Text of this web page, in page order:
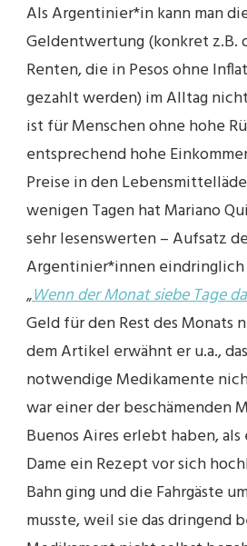
Als Argentinier*in kann man
Geldentwertung (konkret z.B.
Renten, die in Pesos ohne
gezahlt werden) im Alltag
ist für Menschen ohne hohe
entsprechend hohe
Preise in den
wenigen Tagen hat Mariano
sehr lesenswerten – Aufsatz
Argentinier*innen
„Wenn der Monat siebe Tage
Geld für den Rest des Monats
dem Artikel erwähnt er u.a.,
notwendige Medikamente
war einer der beschämenden
Buenos Aires erlebt haben,
Dame ein Rezept vor sich
Bahn ging und die Fahrgäste
musste, weil sie das dringend